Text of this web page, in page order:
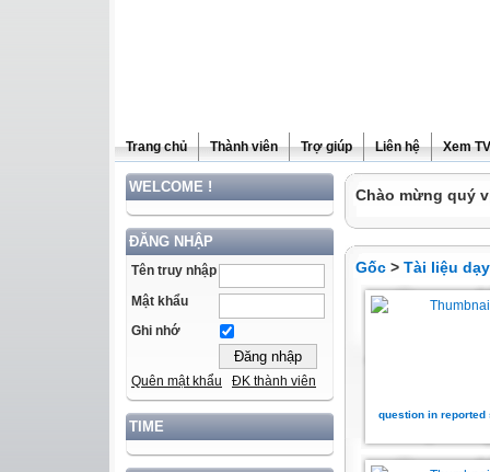
Trang chủ Thành viên Trợ giúp Liên hệ Xem TV
WELCOME !
ĐĂNG NHẬP
Tên truy nhập
Mật khẩu
Ghi nhớ
Quên mật khẩu ĐK thành viên
TIME
Chào mừng quý
Gốc > Tài liệu
question in reported